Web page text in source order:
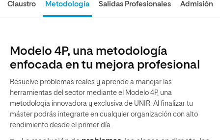
Claustro Metodología Salidas Profesionales Admisión
Modelo 4P, una metodología
enfocada en tu mejora profesional
Resuelve problemas reales y aprende a manejar las
herramientas del sector mediante el Modelo 4P, una
metodología innovadora y exclusiva de UNIR. Al finalizar tu
máster podrás integrarte en cualquier organización con alto
rendimiento desde el primer día.